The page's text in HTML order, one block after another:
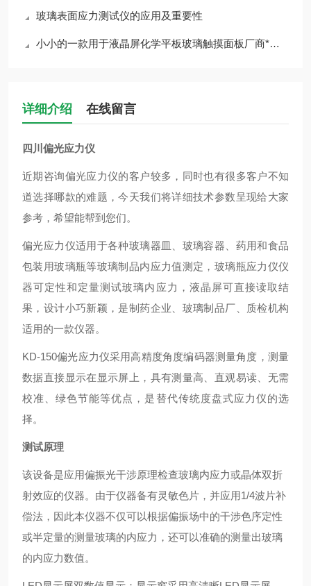
玻璃表面应力测试仪的应用及重要性
小小的一款用于液晶屏化学平板玻璃触摸面板厂商*的一款设备居然这么神奇
详细介绍 在线留言
四川偏光应力仪
近期咨询偏光应力仪的客户较多，同时也有很多客户不知
道选择哪款的难题，今天我们将详细技术参数呈现给大家
参考，希望能帮到您们。
偏光应力仪适用于各种玻璃器皿、玻璃容器、药用和食品
包装用玻璃瓶等玻璃制品内应力值测定，玻璃瓶应力仪仪
器可定性和定量测试玻璃内应力，液晶屏可直接读取结
果，设计小巧新颖，是制药企业、玻璃制品厂、质检机构
适用的一款仪器。
KD-150偏光应力仪采用高精度角度编码器测量角度，测量
数据直接显示在显示屏上，具有测量高、直观易读、无需
校准、绿色节能等优点，是替代传统度盘式应力仪的选
择。
测试原理
该设备是应用偏振光干涉原理检查玻璃内应力或晶体双折
射效应的仪器。由于仪器备有灵敏色片，并应用1/4波片补
偿法，因此本仪器不仅可以根据偏振场中的干涉色序定性
或半定量的测量玻璃的内应力，还可以准确的测量出玻璃
的内应力数值。